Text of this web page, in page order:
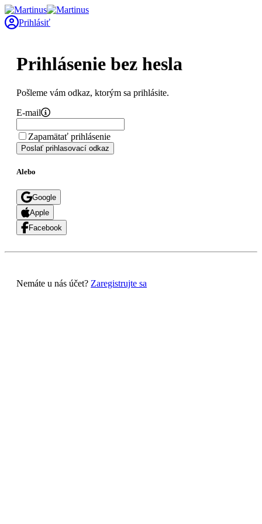
Prihlásiť
Prihlásenie bez hesla
Pošleme vám odkaz, ktorým sa prihlásite.
E-mail
Zapamätať prihlásenie
Poslať prihlasovací odkaz
Alebo
Google
Apple
Facebook
Nemáte u nás účet? Zaregistrujte sa